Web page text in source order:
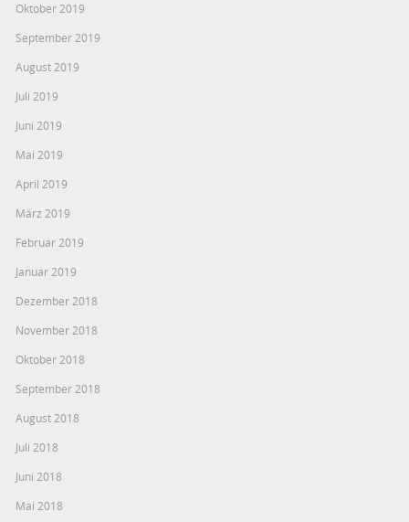
Oktober 2019
September 2019
August 2019
Juli 2019
Juni 2019
Mai 2019
April 2019
März 2019
Februar 2019
Januar 2019
Dezember 2018
November 2018
Oktober 2018
September 2018
August 2018
Juli 2018
Juni 2018
Mai 2018